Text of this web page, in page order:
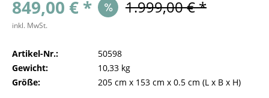
849,00 € * 1.999,00 € *
inkl. MwSt.
Artikel-Nr.:
50598
Gewicht:
10,33 kg
Größe:
205 cm x 153 cm x 0.5 cm (L x B x H)